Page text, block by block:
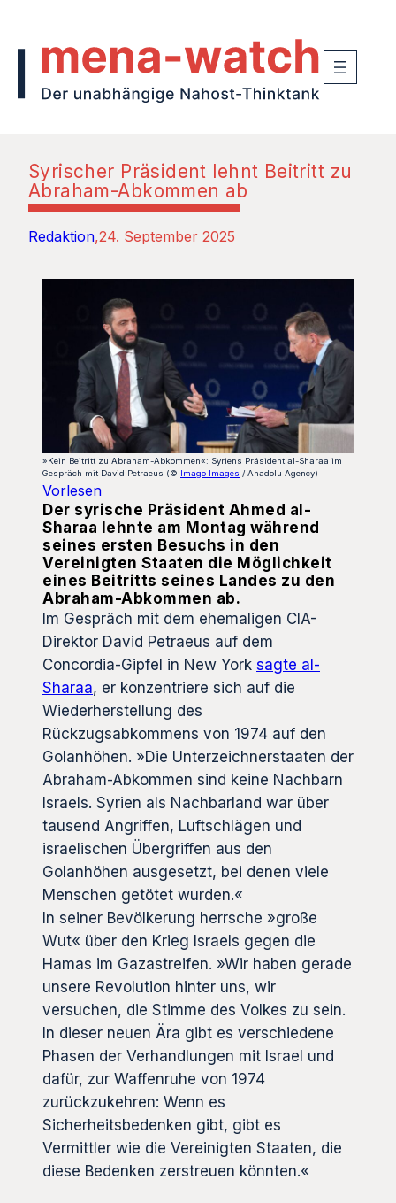
Syrischer Präsident lehnt Beitritt zu
Abraham-Abkommen ab
Redaktion 24. September 2025
»Kein Beitritt zu Abraham-Abkommen«: Syriens Präsident al-Sharaa im
Gespräch mit David Petraeus (©
Imago Images / Anadolu Agency)
Vorlesen
Der syrische Präsident Ahmed al-
Sharaa lehnte am Montag während
seines ersten Besuchs in den
Vereinigten Staaten die Möglichkeit
eines Beitritts seines Landes zu den
Abraham-Abkommen ab.
Im Gespräch mit dem ehemaligen CIA-
Direktor David Petraeus auf dem
Concordia-Gipfel in New York sagte al-
Sharaa, er konzentriere sich auf die
Wiederherstellung des
Rückzugsabkommens von 1974 auf den
Golanhöhen. »Die Unterzeichnerstaaten der
Abraham-Abkommen sind keine Nachbarn
Israels. Syrien als Nachbarland war über
tausend Angriffen, Luftschlägen und
israelischen Übergriffen aus den
Golanhöhen ausgesetzt, bei denen viele
Menschen getötet wurden.«
In seiner Bevölkerung herrsche »große
Wut« über den Krieg Israels gegen die
Hamas im Gazastreifen. »Wir haben gerade
unsere Revolution hinter uns, wir
versuchen, die Stimme des Volkes zu sein.
In dieser neuen Ära gibt es verschiedene
Phasen der Verhandlungen mit Israel und
dafür, zur Waffenruhe von 1974
zurückzukehren: Wenn es
Sicherheitsbedenken gibt, gibt es
Vermittler wie die Vereinigten Staaten, die
diese Bedenken zerstreuen könnten.«